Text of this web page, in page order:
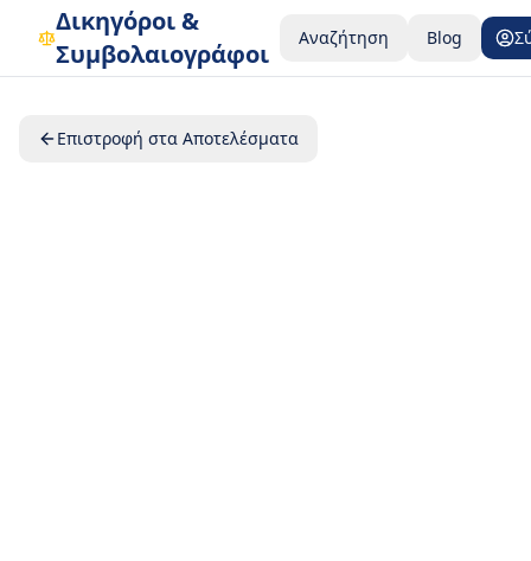
Δικηγόροι &
Συμβολαιογράφοι
Αναζήτηση Blog
Επιστροφή στα Αποτελέσματα